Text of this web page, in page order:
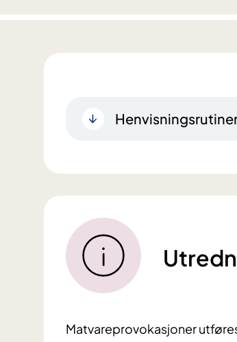
Matvareprovokasjoner